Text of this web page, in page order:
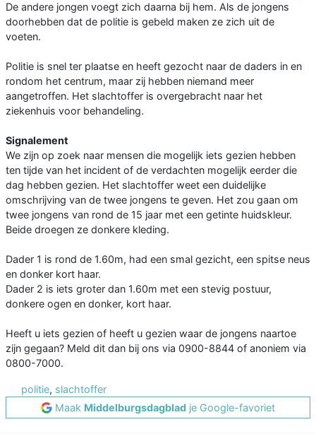
De andere jongen voegt zich daarna bij hem. Als de jongens
doorhebben dat de politie is gebeld maken ze zich uit de
voeten.
Politie is snel ter plaatse en heeft gezocht naar de daders in en
rondom het centrum, maar zij hebben niemand meer
aangetroffen. Het slachtoffer is overgebracht naar het
ziekenhuis voor behandeling.
Signalement
We zijn op zoek naar mensen die mogelijk iets gezien hebben
ten tijde van het incident of de verdachten mogelijk eerder die
dag hebben gezien. Het slachtoffer weet een duidelijke
omschrijving van de twee jongens te geven. Het zou gaan om
twee jongens van rond de 15 jaar met een getinte huidskleur.
Beide droegen ze donkere kleding.
Dader 1 is rond de 1.60m, had een smal gezicht, een spitse neus
en donker kort haar.
Dader 2 is iets groter dan 1.60m met een stevig postuur,
donkere ogen en donker, kort haar.
Heeft u iets gezien of heeft u gezien waar de jongens naartoe
zijn gegaan? Meld dit dan bij ons via 0900-8844 of anoniem via
0800-7000.
politie, slachtoffer
Maak Middelburgsdagblad je Google-favoriet